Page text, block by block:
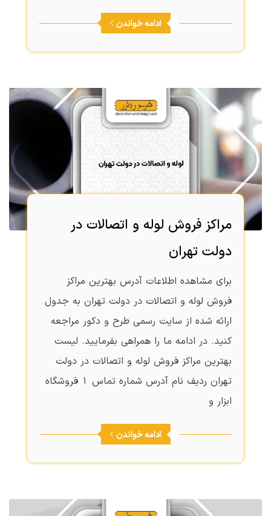
ادامه خواندن
مراکز فروش لوله و اتصالات در
دولت تهران
برای مشاهده اطلاعات آدرس بهترین مراکز
فروش لوله و اتصالات در دولت تهران به جدول
ارائه شده از سایت رسمی طرح و دکور مراجعه
کنید. در ادامه ما را همراهی بفرمایید. لیست
بهترین مراکز فروش لوله و اتصالات در دولت
تهران ردیف نام آدرس شماره تماس 1 فروشگاه
ابزار و
ادامه خواندن